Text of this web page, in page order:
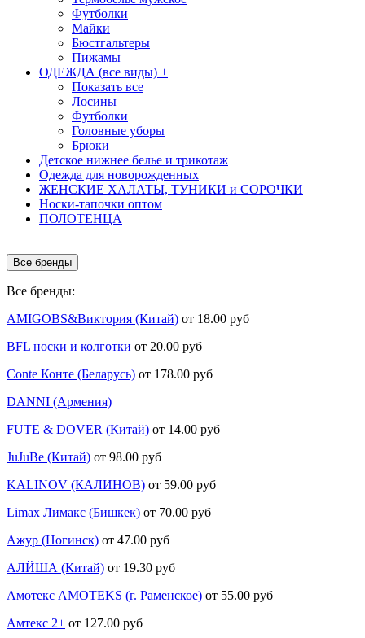
Футболки
Майки
Бюстгальтеры
Пижамы
ОДЕЖДА (все виды) +
Показать все
Лосины
Футболки
Головные уборы
Брюки
Детское нижнее белье и трикотаж
Одежда для новорожденных
ЖЕНСКИЕ ХАЛАТЫ, ТУНИКИ и СОРОЧКИ
Носки-тапочки оптом
ПОЛОТЕНЦА
Все бренды
Все бренды:
AMIGOBS&Виктория (Китай) от 18.00 руб
BFL носки и колготки от 20.00 руб
Conte Конте (Беларусь) от 178.00 руб
DANNI (Армения)
FUTE & DOVER (Китай) от 14.00 руб
JuJuBe (Китай) от 98.00 руб
KALINOV (КАЛИНОВ) от 59.00 руб
Limax Лимакс (Бишкек) от 70.00 руб
Ажур (Ногинск) от 47.00 руб
АЛЙША (Китай) от 19.30 руб
Амотекс AMOTEKS (г. Раменское) от 55.00 руб
Амтекс 2+ от 127.00 руб